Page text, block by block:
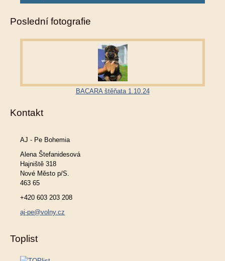
Poslední fotografie
BACARA štěňata 1.10.24
Kontakt
AJ - Pe Bohemia
Alena Štefanidesová
Hajniště 318
Nové Město p/S.
463 65
+420 603 203 208
aj-pe@volny.cz
Toplist